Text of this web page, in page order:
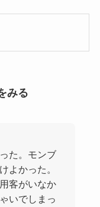
みる
た。モンブ
よかった。
客がいなか
いでしまっ